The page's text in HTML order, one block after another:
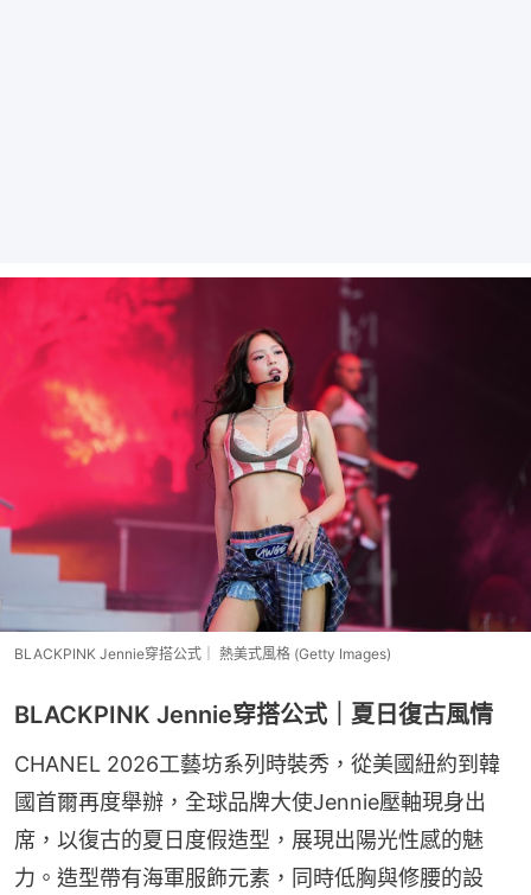
BLACKPINK Jennie穿搭公式｜ 熱美式風格 (Getty Images)
BLACKPINK Jennie穿搭公式｜夏日復古風情
CHANEL 2026工藝坊系列時裝秀，從美國紐約到韓
國首爾再度舉辦，全球品牌大使Jennie壓軸現身出
席，以復古的夏日度假造型，展現出陽光性感的魅
力。造型帶有海軍服飾元素，同時低胸與修腰的設